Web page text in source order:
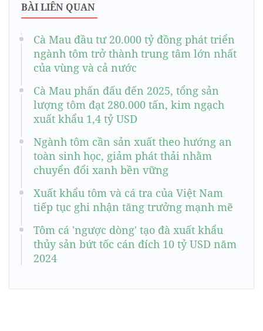
BÀI LIÊN QUAN
Cà Mau đầu tư 20.000 tỷ đồng phát triển
ngành tôm trở thành trung tâm lớn nhất
của vùng và cả nước
Cà Mau phấn đấu đến 2025, tổng sản
lượng tôm đạt 280.000 tấn, kim ngạch
xuất khẩu 1,4 tỷ USD
Ngành tôm cần sản xuất theo hướng an
toàn sinh học, giảm phát thải nhằm
chuyển đổi xanh bền vững
Xuất khẩu tôm và cá tra của Việt Nam
tiếp tục ghi nhận tăng trưởng mạnh mẽ
Tôm cá 'ngược dòng' tạo đà xuất khẩu
thủy sản bứt tốc cán đích 10 tỷ USD năm
2024